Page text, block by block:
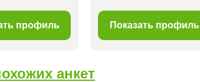
профиль Показать профиль
анкет